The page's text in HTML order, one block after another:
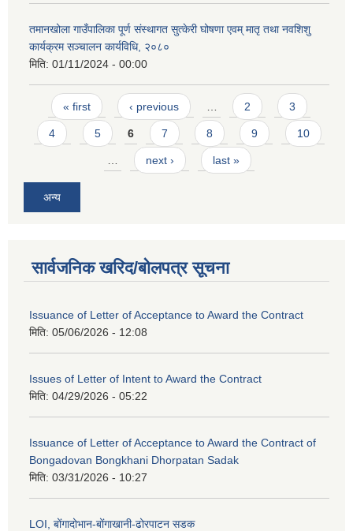
तमानखोला गाउँपालिका पूर्ण संस्थागत सुत्केरी घोषणा एवम् मातृ तथा नवशिशु
कार्यक्रम सञ्चालन कार्यविधि, २०८०
मिति: 01/11/2024 - 00:00
Pages
« first ‹ previous … 2 3
4 5 6 7 8 9 10
… next › last »
अन्य
सार्वजनिक खरिद/बोलपत्र सूचना
Issuance of Letter of Acceptance to Award the Contract
मिति: 05/06/2026 - 12:08
Issues of Letter of Intent to Award the Contract
मिति: 04/29/2026 - 05:22
Issuance of Letter of Acceptance to Award the Contract of
Bongadovan Bongkhani Dhorpatan Sadak
मिति: 03/31/2026 - 10:27
LOI, बोंगादोभान-बोंगाखानी-ढोरपाटन सडक